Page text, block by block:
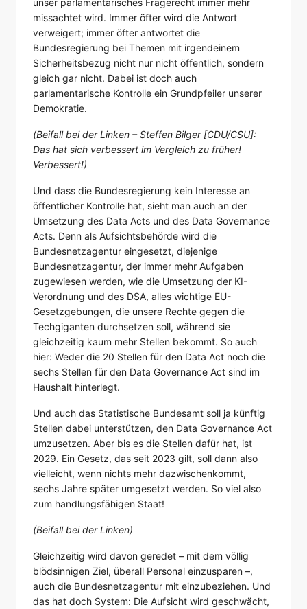
missachtet wird. Immer öfter wird die Antwort
verweigert; immer öfter antwortet die
Bundesregierung bei Themen mit irgendeinem
Sicherheitsbezug nicht nur nicht öffentlich, sondern
gleich gar nicht. Dabei ist doch auch
parlamentarische Kontrolle ein Grundpfeiler unserer
Demokratie.
(Beifall bei der Linken – Steffen Bilger [CDU/CSU]:
Das hat sich verbessert im Vergleich zu früher!
Verbessert!)
Und dass die Bundesregierung kein Interesse an
öffentlicher Kontrolle hat, sieht man auch an der
Umsetzung des Data Acts und des Data Governance
Acts. Denn als Aufsichtsbehörde wird die
Bundesnetzagentur eingesetzt, diejenige
Bundesnetzagentur, der immer mehr Aufgaben
zugewiesen werden, wie die Umsetzung der KI-
Verordnung und des DSA, alles wichtige EU-
Gesetzgebungen, die unsere Rechte gegen die
Techgiganten durchsetzen soll, während sie
gleichzeitig kaum mehr Stellen bekommt. So auch
hier: Weder die 20 Stellen für den Data Act noch die
sechs Stellen für den Data Governance Act sind im
Haushalt hinterlegt.
Und auch das Statistische Bundesamt soll ja künftig
Stellen dabei unterstützen, den Data Governance Act
umzusetzen. Aber bis es die Stellen dafür hat, ist
2029. Ein Gesetz, das seit 2023 gilt, soll dann also
vielleicht, wenn nichts mehr dazwischenkommt,
sechs Jahre später umgesetzt werden. So viel also
zum handlungsfähigen Staat!
(Beifall bei der Linken)
Gleichzeitig wird davon geredet – mit dem völlig
blödsinnigen Ziel, überall Personal einzusparen –,
auch die Bundesnetzagentur mit einzubeziehen. Und
das hat doch System: Die Aufsicht wird geschwächt,